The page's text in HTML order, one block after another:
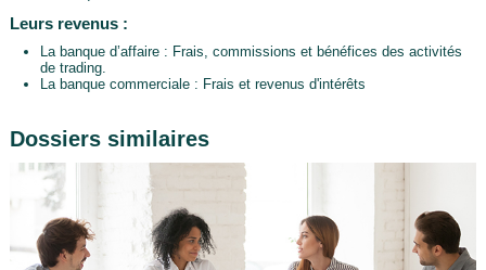
Leurs revenus :
La banque d’affaire : Frais, commissions et bénéfices des activités
de trading.
La banque commerciale : Frais et revenus d'intérêts
Dossiers similaires